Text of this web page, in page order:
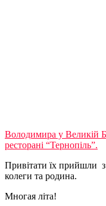
Володимира у Великій
ресторані “Тернопіль”.
Привітати їх прийшли
колеги та родина.
Многая літа!